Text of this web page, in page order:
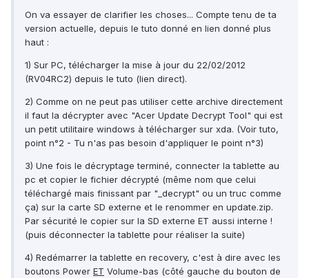
On va essayer de clarifier les choses... Compte tenu de ta
version actuelle, depuis le tuto donné en lien donné plus
haut :
1) Sur PC, télécharger la mise à jour du 22/02/2012
(RV04RC2) depuis le tuto (lien direct).
2) Comme on ne peut pas utiliser cette archive directement
il faut la décrypter avec "Acer Update Decrypt Tool" qui est
un petit utilitaire windows à télécharger sur xda. (Voir tuto,
point n°2 - Tu n'as pas besoin d'appliquer le point n°3)
3) Une fois le décryptage terminé, connecter la tablette au
pc et copier le fichier décrypté (même nom que celui
téléchargé mais finissant par "_decrypt" ou un truc comme
ça) sur la carte SD externe et le renommer en update.zip.
Par sécurité le copier sur la SD externe ET aussi interne !
(puis déconnecter la tablette pour réaliser la suite)
4) Redémarrer la tablette en recovery, c'est à dire avec les
boutons Power ET Volume-bas (côté gauche du bouton de